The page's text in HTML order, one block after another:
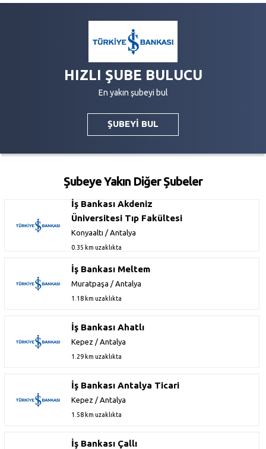
HIZLI ŞUBE BULUCU
En yakın şubeyi bul
ŞUBEYİ BUL
Şubeye Yakın Diğer Şubeler
İş Bankası Akdeniz
Üniversitesi Tıp Fakültesi
Konyaaltı / Antalya
0.35 km uzaklıkta
İş Bankası Meltem
Muratpaşa / Antalya
1.18 km uzaklıkta
İş Bankası Ahatlı
Kepez / Antalya
1.29 km uzaklıkta
İş Bankası Antalya Ticari
Kepez / Antalya
1.58 km uzaklıkta
İş Bankası Çallı